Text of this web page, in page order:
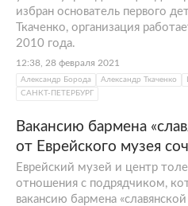
избран основатель первого
Ткаченко, организация
2010 года.
12:38, 28 февраля 2021
Александр Борода Александр Ткаченко
САНКТ-ПЕТЕРБУРГ
Вакансию бармена
от Еврейского музея
Еврейский музей и центр
отношения с подрядчиком,
вакансию бармена